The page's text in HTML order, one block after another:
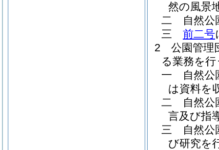
然の風景
二
自然
三
前二号
2
公園管理
る業務を
一
自然
は資料を
二
自然
言及び指
三
自然
び研究を